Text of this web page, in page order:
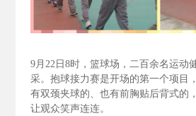
9月22日8时，篮球场，二百余名运动
采。抱球接力赛是开场的第一个项目
有双颈夹球的、也有前胸贴后背式的
让观众笑声连连。